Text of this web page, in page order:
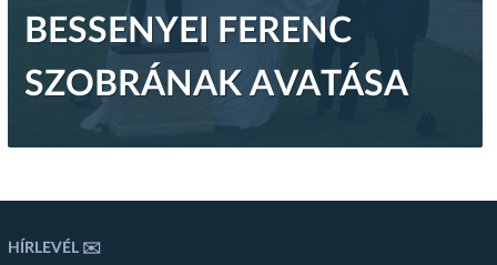
BESSENYEI FERENC
SZOBRÁNAK AVATÁSA
HÍRLEVÉL ✉️